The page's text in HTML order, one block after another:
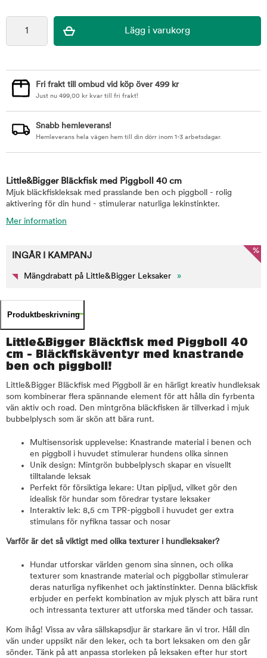
Fri frakt till ombud vid köp över 499 kr
Just nu 499,00 kr kvar till fri frakt!
Snabb hemleverans!
Hemleverans hela vägen hem till din dörr inom 1-3 arbetsdagar.
Little&Bigger Bläckfisk med Piggboll 40 cm
Mjuk bläckfiskleksak med prasslande ben och piggboll - rolig
aktivering för din hund - stimulerar naturliga lekinstinkter.
Mer information
%
INGÅR I KAMPANJ
Mängdrabatt på Little&Bigger Leksaker »
Produktbeskrivning
Little&Bigger Bläckfisk med Piggboll 40
cm - Bläckfiskäventyr med knastrande
ben och piggboll!
Little&Bigger Bläckfisk med Piggboll är en härligt kreativ hundleksak
som kombinerar flera spännande element för att hålla din fyrbenta
vän aktiv och road. Den mintgröna bläckfisken är tillverkad i mjuk
bubbelplysch som är skön att bära runt.
Multisensorisk upplevelse: Knastrande material i benen och
en piggboll i huvudet stimulerar hundens olika sinnen
Unik design: Mintgrön bubbelplysch skapar en visuellt
tilltalande leksak
Perfekt för försiktiga lekare: Utan pipljud, vilket gör den
idealisk för hundar som föredrar tystare leksaker
Interaktiv lek: 8,5 cm TPR-piggboll i huvudet ger extra
stimulans för nyfikna tassar och nosar
Varför är det så viktigt med olika texturer i hundleksaker?
Hundar utforskar världen genom sina sinnen, och olika
texturer som knastrande material och piggbollar stimulerar
deras naturliga nyfikenhet och jaktinstinkter. Denna bläckfisk
erbjuder en perfekt kombination av mjuk plysch att bära runt
och intressanta texturer att utforska med tänder och tassar.
Kom ihåg! Vissa av våra sällskapsdjur är starkare än vi tror. Håll din
vän under uppsikt när den leker, och ta bort leksaken om den går
sönder. Tänk på att anpassa storleken på leksaken efter hur stort